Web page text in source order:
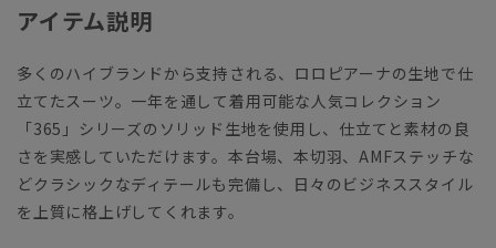
アイテム説明
多くのハイブランドから支持される、ロロピアーナの生地で仕
立てたスーツ。一年を通して着用可能な人気コレクション
「365」シリーズのソリッド生地を使用し、仕立てと素材の良
さを実感していただけます。本台場、本切羽、AMFステッチな
どクラシックなディテールも完備し、日々のビジネススタイル
を上質に格上げしてくれます。